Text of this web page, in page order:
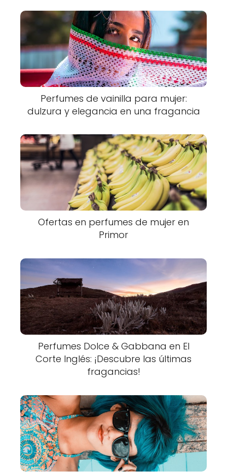
Perfumes de vainilla para mujer:
dulzura y elegancia en una fragancia
Ofertas en perfumes de mujer en
Primor
Perfumes Dolce & Gabbana en El
Corte Inglés: ¡Descubre las últimas
fragancias!